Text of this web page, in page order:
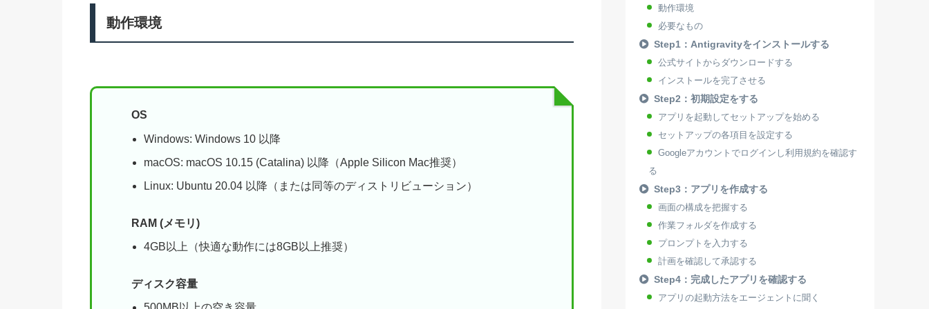
動作環境
OS
Windows: Windows 10 以降
macOS: macOS 10.15 (Catalina) 以降（Apple Silicon Mac推奨）
Linux: Ubuntu 20.04 以降（または同等のディストリビューション）
RAM (メモリ)
4GB以上（快適な動作には8GB以上推奨）
ディスク容量
動作環境
必要なもの
Step1：Antigravityをインストールする
公式サイトからダウンロードする
インストールを完了させる
Step2：初期設定をする
アプリを起動してセットアップを始める
セットアップの各項目を設定する
Googleアカウントでログインし利用規約を確認す
る
Step3：アプリを作成する
画面の構成を把握する
作業フォルダを作成する
プロンプトを入力する
計画を確認して承認する
Step4：完成したアプリを確認する
アプリの起動方法をエージェントに聞く